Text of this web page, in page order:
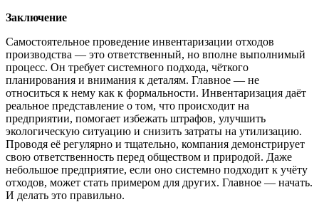
Заключение
Самостоятельное проведение инвентаризации отходов
производства — это ответственный, но вполне выполнимый
процесс. Он требует системного подхода, чёткого
планирования и внимания к деталям. Главное — не
относиться к нему как к формальности. Инвентаризация даёт
реальное представление о том, что происходит на
предприятии, помогает избежать штрафов, улучшить
экологическую ситуацию и снизить затраты на утилизацию.
Проводя её регулярно и тщательно, компания демонстрирует
свою ответственность перед обществом и природой. Даже
небольшое предприятие, если оно системно подходит к учёту
отходов, может стать примером для других. Главное — начать.
И делать это правильно.